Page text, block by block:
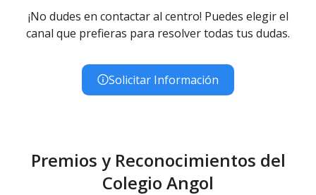
¡No dudes en contactar al centro! Puedes elegir el
canal que prefieras para resolver todas tus dudas.
Solicitar Información
Premios y Reconocimientos del
Colegio Angol